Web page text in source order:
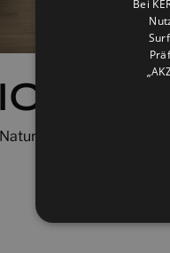
inspiriertes Design
Bei